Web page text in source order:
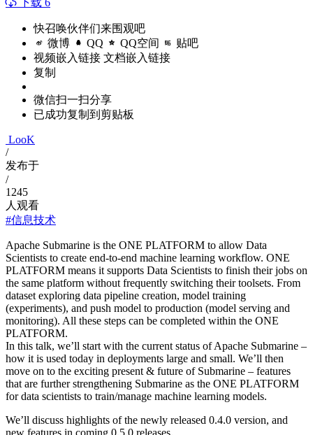
下载 6
快召唤伙伴们来围观吧
微博 QQ QQ空间 贴吧
视频嵌入链接 文档嵌入链接
复制
微信扫一扫分享
已成功复制到剪贴板
LooK
/
发布于
/
1245
人观看
#信息技术
Apache Submarine is the ONE PLATFORM to allow Data
Scientists to create end-to-end machine learning workflow. ONE
PLATFORM means it supports Data Scientists to finish their jobs on
the same platform without frequently switching their toolsets. From
dataset exploring data pipeline creation, model training
(experiments), and push model to production (model serving and
monitoring). All these steps can be completed within the ONE
PLATFORM.
In this talk, we’ll start with the current status of Apache Submarine –
how it is used today in deployments large and small. We’ll then
move on to the exciting present & future of Submarine – features
that are further strengthening Submarine as the ONE PLATFORM
for data scientists to train/manage machine learning models.
We’ll discuss highlights of the newly released 0.4.0 version, and